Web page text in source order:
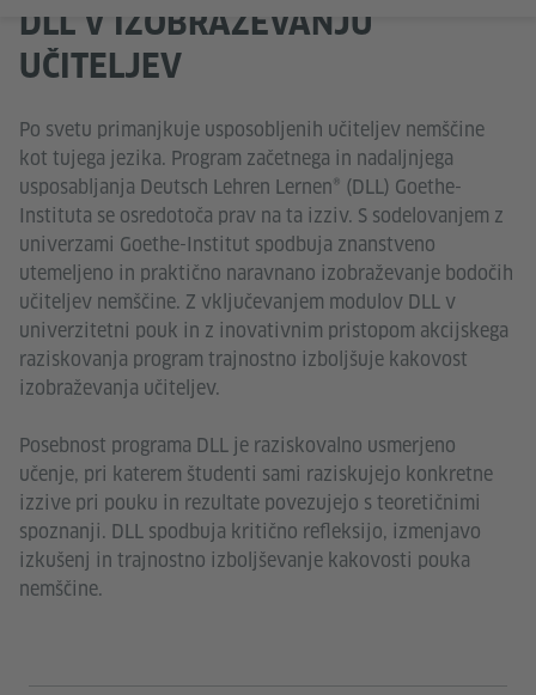
DLL V IZOBRAŽEVANJU
UČITELJEV
Po svetu primanjkuje usposobljenih učiteljev nemščine
kot tujega jezika. Program začetnega in nadaljnjega
usposabljanja Deutsch Lehren Lernen® (DLL) Goethe-
Instituta se osredotoča prav na ta izziv. S sodelovanjem z
univerzami Goethe-Institut spodbuja znanstveno
utemeljeno in praktično naravnano izobraževanje bodočih
učiteljev nemščine. Z vključevanjem modulov DLL v
univerzitetni pouk in z inovativnim pristopom akcijskega
raziskovanja program trajnostno izboljšuje kakovost
izobraževanja učiteljev.
Posebnost programa DLL je raziskovalno usmerjeno
učenje, pri katerem študenti sami raziskujejo konkretne
izzive pri pouku in rezultate povezujejo s teoretičnimi
spoznanji. DLL spodbuja kritično refleksijo, izmenjavo
izkušenj in trajnostno izboljševanje kakovosti pouka
nemščine.